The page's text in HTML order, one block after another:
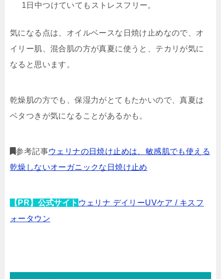
1日中つけていてもストレスフリー。
気になる点は、オイルベースな日焼け止めなので、オ
イリー肌、混合肌の方が真夏に使うと、テカリが気に
なると思います。
乾燥肌の方でも、保湿力がとてもたかいので、真夏は
ベタつきが気になることがあるかも。
参考記事ウェリナの日焼け止めは、敏感肌でも使える
乾燥しないオーガニックな日焼け止め
【PR】公式サイト ウェリナ デイリーUVケア / キスフ
ォータウン